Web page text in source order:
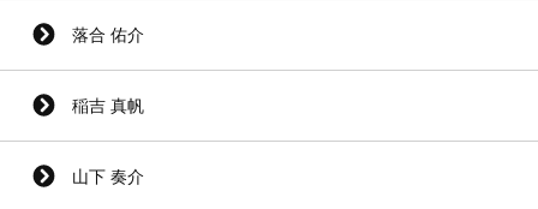
落合 佑介
稲吉 真帆
山下 奏介